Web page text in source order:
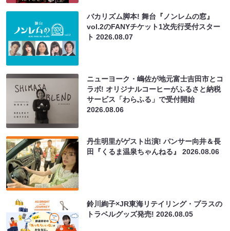
バカリズム脚本! 舞台『ノンレムの窓』
vol.2のFANYチケット1次先行受付スター
ト2026.08.07
ニューヨーク・嶋佐が地元富士吉田市とコ
ラボ! オリジナルコーヒーがふるさと納税
サービス「わらふる」で受付開始
2026.08.06
丹生明里がゲスト出演! パンサー向井＆長
田『くるま温泉ちゃんねる』2026.08.06
鈴川絢子×JR東海リテイリング・プラスの
トラベルグッズ発売!2026.08.05